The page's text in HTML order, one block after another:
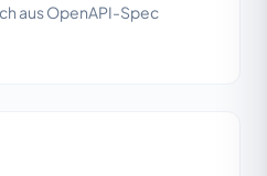
aus OpenAPI-Spec